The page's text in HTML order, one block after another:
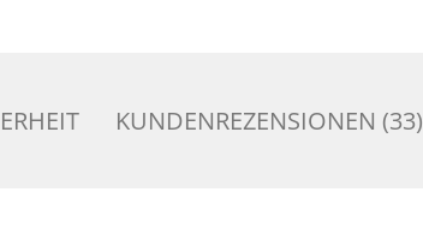
KUNDENREZENSIONEN (33)